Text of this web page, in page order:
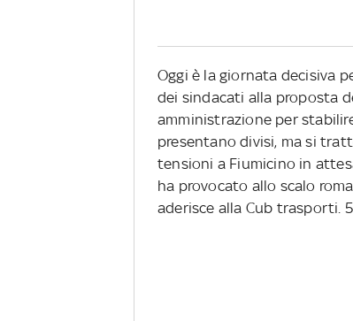
Oggi è la giornata decisiva
dei sindacati alla proposta
amministrazione per
presentano divisi, ma si
tensioni a Fiumicino in
ha provocato allo scalo
aderisce alla Cub trasporti.